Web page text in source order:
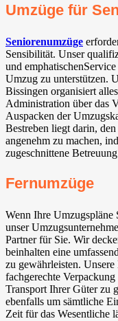
Umzüge für
Seniorenumzüge
Sensibilität. Unser
und
Umzug zu unterstützen.
Bissingen⁠ organisiert
Administration über das
Auspacken der
Bestreben liegt darin,
angenehm zu machen,
zugeschnittene
Fernumzüge
Wenn Ihre Umzugspläne
unser
Partner für Sie. Wir
beinhalten eine
zu gewährleisten.
fachgerechte
Transport Ihrer Güter zu
ebenfalls um sämtliche
Zeit für das Wesentliche